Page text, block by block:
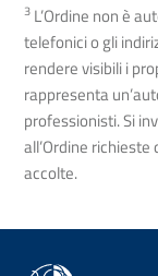
3 L’Ordine non è
telefonici o gli
rendere visibili i
rappresenta
professionisti. Si
all’Ordine
accolte.